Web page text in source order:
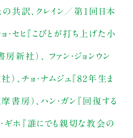
との共訳、クレイン／第1回日本
・セヒ『こびとが打ち上げた小
新社）、 ファン・ジョンウン
）、チョ・ナムジュ『82年生ま
摩書房）、ハン・ガン『回復する
・ギホ『誰にでも親切な教会の